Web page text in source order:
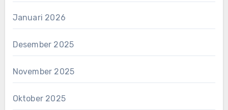
Januari 2026
Desember 2025
November 2025
Oktober 2025